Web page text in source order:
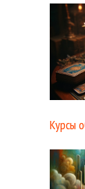
Курсы